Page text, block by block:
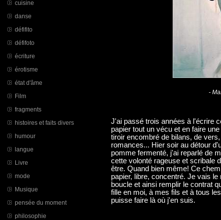
cuisine
danse
défifito
défifoto
écriture
érotisme
état d'âme
Film
fragments
histoires et faits divers
humour
langue
Livre
mode
Musique
pensée du moment
philosophie
-
J'ai passé trois années à l'écrire
papier tout un vécu et en faire
tiroir encombré de bilans, de
romances... Hier soir au détour
pomme fermenté, j'ai reparlé de
cette volonté rageuse et scribale
être. Quand bien même! Ce
papier, libre, concentré. Je vais
boucle et ainsi remplir le contrat
fille en moi, à mes fils et à tous
puisse faire là où j'en suis.